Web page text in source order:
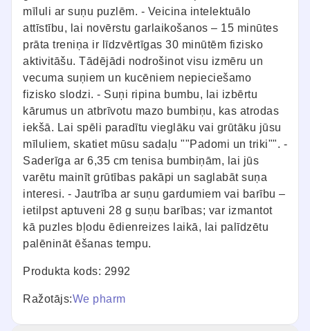
mīluli ar suņu puzlēm. - Veicina intelektuālo
attīstību, lai novērstu garlaikošanos – 15 minūtes
prāta treniņa ir līdzvērtīgas 30 minūtēm fizisko
aktivitāšu. Tādējādi nodrošinot visu izmēru un
vecuma suņiem un kucēniem nepieciešamo
fizisko slodzi. - Suņi ripina bumbu, lai izbērtu
kārumus un atbrīvotu mazo bumbiņu, kas atrodas
iekšā. Lai spēli paradītu vieglāku vai grūtāku jūsu
mīluliem, skatiet mūsu sadaļu ""Padomi un triki"". -
Saderīga ar 6,35 cm tenisa bumbiņām, lai jūs
varētu mainīt grūtības pakāpi un saglabāt suņa
interesi. - Jautrība ar suņu gardumiem vai barību –
ietilpst aptuveni 28 g suņu barības; var izmantot
kā puzles bļodu ēdienreizes laikā, lai palīdzētu
palēnināt ēšanas tempu.
Produkta kods: 2992
Ražotājs:We pharm